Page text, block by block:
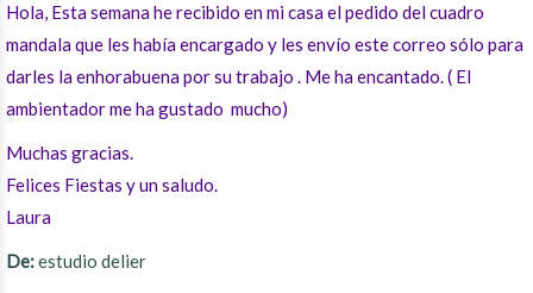
Hola, Esta semana he recibido en mi casa el pedido del cuadro
mandala que les había encargado y les envío este correo sólo para
darles la enhorabuena por su trabajo . Me ha encantado. ( El
ambientador me ha gustado mucho)
Muchas gracias.
Felices Fiestas y un saludo.
Laura
De:estudio delier